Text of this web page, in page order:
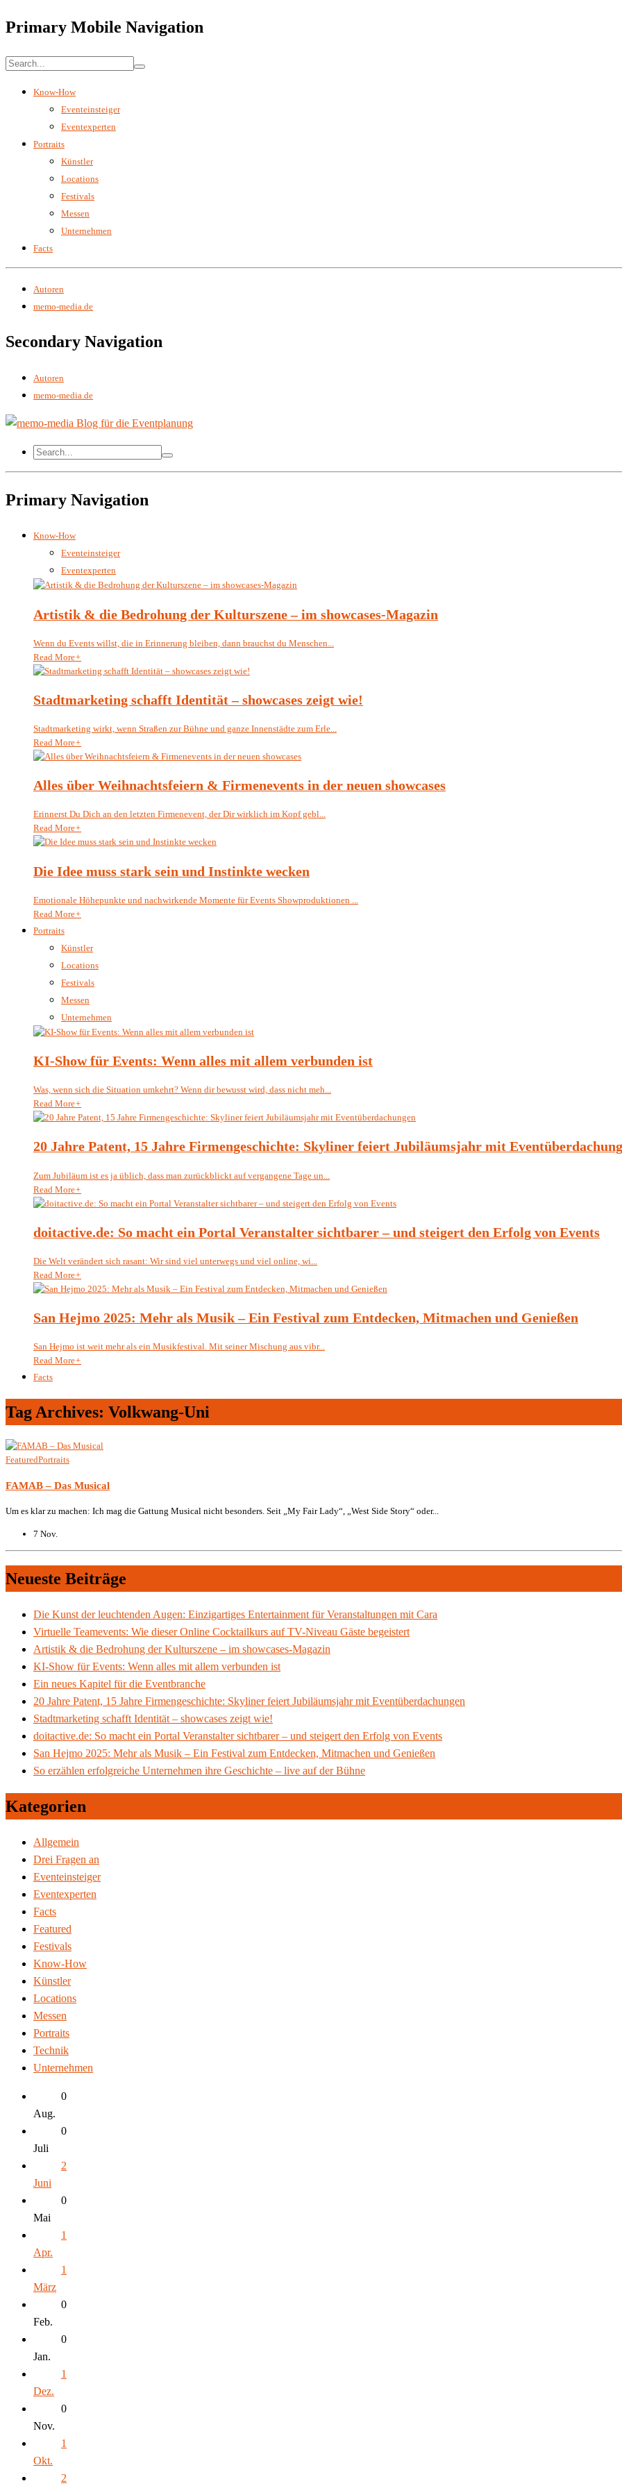
Primary Mobile Navigation
Know-How
Eventeinsteiger
Eventexperten
Portraits
Künstler
Locations
Festivals
Messen
Unternehmen
Facts
Autoren
memo-media.de
Secondary Navigation
Autoren
memo-media.de
Primary Navigation
Know-How
Eventeinsteiger
Eventexperten
Artistik & die Bedrohung der Kulturszene – im showcases-Magazin
Wenn du Events willst, die in Erinnerung bleiben, dann brauchst du Menschen...
Read More+
Stadtmarketing schafft Identität – showcases zeigt wie!
Stadtmarketing wirkt, wenn Straßen zur Bühne und ganze Innenstädte zum Erle...
Read More+
Alles über Weihnachtsfeiern & Firmenevents in der neuen showcases
Erinnerst Du Dich an den letzten Firmenevent, der Dir wirklich im Kopf gebl...
Read More+
Die Idee muss stark sein und Instinkte wecken
Emotionale Höhepunkte und nachwirkende Momente für Events Showproduktionen ...
Read More+
Portraits
Künstler
Locations
Festivals
Messen
Unternehmen
KI-Show für Events: Wenn alles mit allem verbunden ist
Was, wenn sich die Situation umkehrt? Wenn dir bewusst wird, dass nicht meh...
Read More+
20 Jahre Patent, 15 Jahre Firmengeschichte: Skyliner feiert Jubiläumsjahr mit
Zum Jubiläum ist es ja üblich, dass man zurückblickt auf vergangene Tage un...
Read More+
doitactive.de: So macht ein Portal Veranstalter sichtbarer – und steigert den Erfolg von Events
Die Welt verändert sich rasant: Wir sind viel unterwegs und viel online, wi...
Read More+
San Hejmo 2025: Mehr als Musik – Ein Festival zum Entdecken, Mitmachen und Genießen
San Hejmo ist weit mehr als ein Musikfestival. Mit seiner Mischung aus vibr...
Read More+
Facts
Tag Archives: Volkwang-Uni
FeaturedPortraits
FAMAB – Das Musical
Um es klar zu machen: Ich mag die Gattung Musical nicht besonders. Seit „My Fair Lady“, „West Side Story“ oder...
7 Nov.
Neueste Beiträge
Die Kunst der leuchtenden Augen: Einzigartiges Entertainment für Veranstaltungen mit Cara
Virtuelle Teamevents: Wie dieser Online Cocktailkurs auf TV-Niveau Gäste begeistert
Artistik & die Bedrohung der Kulturszene – im showcases-Magazin
KI-Show für Events: Wenn alles mit allem verbunden ist
Ein neues Kapitel für die Eventbranche
20 Jahre Patent, 15 Jahre Firmengeschichte: Skyliner feiert Jubiläumsjahr mit Eventüberdachungen
Stadtmarketing schafft Identität – showcases zeigt wie!
doitactive.de: So macht ein Portal Veranstalter sichtbarer – und steigert den Erfolg von Events
San Hejmo 2025: Mehr als Musik – Ein Festival zum Entdecken, Mitmachen und Genießen
So erzählen erfolgreiche Unternehmen ihre Geschichte – live auf der Bühne
Kategorien
Allgemein
Drei Fragen an
Eventeinsteiger
Eventexperten
Facts
Featured
Festivals
Know-How
Künstler
Locations
Messen
Portraits
Technik
Unternehmen
0
Aug.
0
Juli
2
Juni
0
Mai
1
Apr.
1
März
0
Feb.
0
Jan.
1
Dez.
0
Nov.
1
Okt.
2